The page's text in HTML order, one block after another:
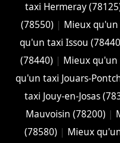
taxi Hermeray
(78550) | Mieux qu'un
qu'un taxi Issou
(78440) | Mieux qu'un
qu'un taxi Jouars-
taxi Jouy-en-Josas
Mauvoisin (78200) |
(78580) | Mieux